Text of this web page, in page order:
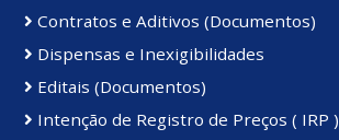
Contratos e Aditivos (Documentos)
Dispensas e Inexigibilidades
Editais (Documentos)
Intenção de Registro de Preços ( IRP )